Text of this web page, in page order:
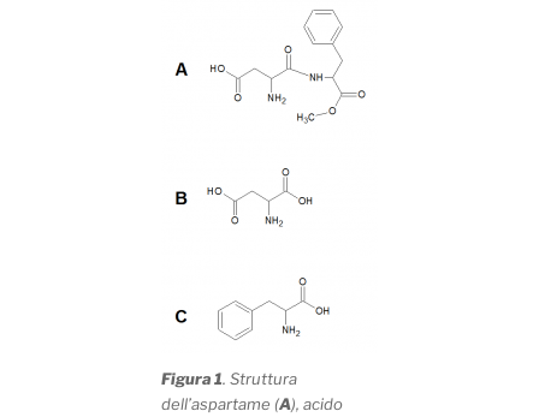
Figura 1. Struttura
dell’aspartame (A), acido